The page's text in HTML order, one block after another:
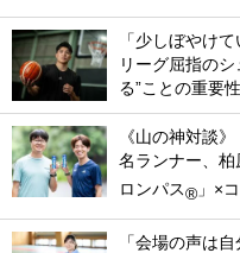
「少しぼやけ
リーグ屈指の
る”ことの重要性
《山の神対談
名ランナー、
ロンパス® 」×
「会場の声は